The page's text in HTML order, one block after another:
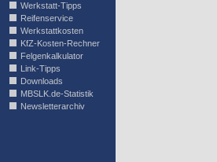
Werkstatt-Tipps
Reifenservice
Werkstattkosten
KfZ-Kosten-Rechner
Felgenkalkulator
Link-Tipps
Downloads
MBSLK.de-Statistik
Newsletterarchiv